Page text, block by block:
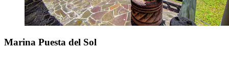
Marina Puesta del Sol